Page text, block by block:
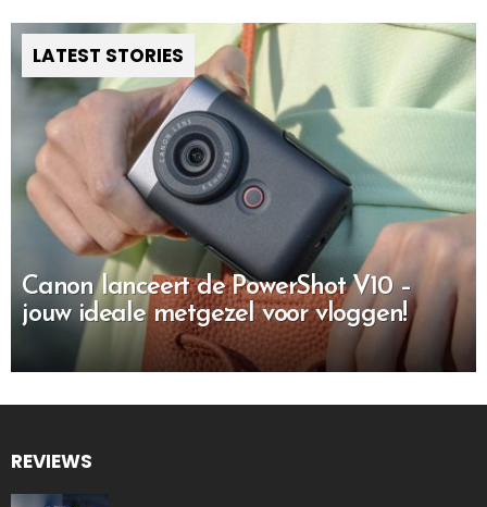
LATEST STORIES
Canon lanceert de PowerShot V10 –
jouw ideale metgezel voor vloggen!
REVIEWS